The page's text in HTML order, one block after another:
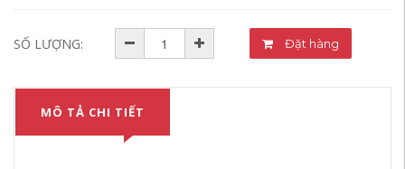
SỐ LƯỢNG: Đặt hàng
MÔ TẢ CHI TIẾT